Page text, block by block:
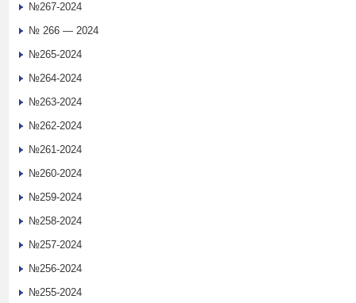
№267-2024
№ 266 — 2024
№265-2024
№264-2024
№263-2024
№262-2024
№261-2024
№260-2024
№259-2024
№258-2024
№257-2024
№256-2024
№255-2024